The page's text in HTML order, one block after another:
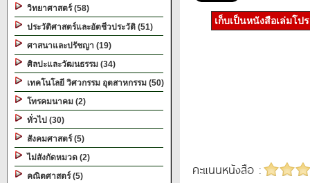
วิทยาศาสตร์ (58)
ประวัติศาสตร์และอัตชีวประวัติ (51)
ศาสนาและปรัชญา (19)
ศิลปะและวัฒนธรรม (34)
เทคโนโลยี วิศวกรรม อุตสาหกรรม (50)
โทรคมนาคม (2)
ทั่วไป (30)
สังคมศาสตร์ (5)
ไม่สังกัดหมวด (2)
คณิตศาสตร์ (5)
เก็บเป็นหนังสือเล่มโป
คะแนนหนังสือ :